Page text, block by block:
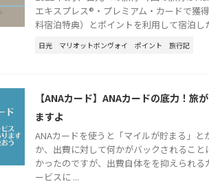
エキスプレス®・プレミアム・カードで獲
料宿泊特典）とポイントを利用して宿泊し
日光 マリオットボンヴォイ ポイント 旅行記
【ANAカード】ANAカードの底力！旅
ますよ
ANAカードを使うと「マイルが貯まる」と
か、出費に対して何かがバックされるこ
かったのですが、出費自体をを抑えられ
ービスに ...